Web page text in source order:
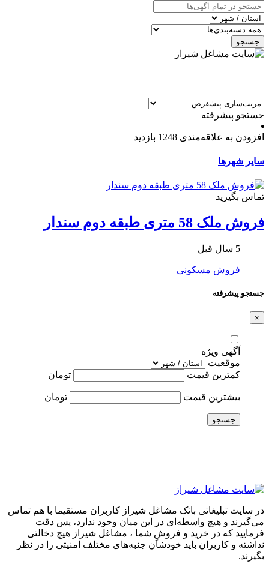
جستجو
جستجو پیشرفته
افزودن به علاقه‌مندی 1248 بازدید
سایر شهرها
تماس بگیرید
فروش ملک 58 متری طبقه دوم سندار
5 سال قبل
فروش مسکونی
جستجو پیشرفته
×
آگهی ویژه
موقعیت
کمترین قیمت
تومان
بیشترین قیمت تومان
جستجو
در سایت تبلیغاتی بانک مشاغل شیراز کاربران مستقیما با هم تماس
می‌گیرند و هیچ واسطه‌ای در این میان وجود ندارد، پس دقت
فرمایید که در خرید و فروشِ شما ، مشاغل شیراز هیچ دخالتی
نداشته و کاربران باید خودشان جنبه‌های مختلف امنیتی را در نظر
بگیرند.